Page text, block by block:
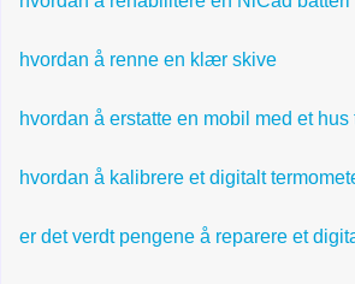
hvordan å renne en klær skive
hvordan å erstatte en mobil med et hus
hvordan å kalibrere et digitalt
er det verdt pengene å reparere et